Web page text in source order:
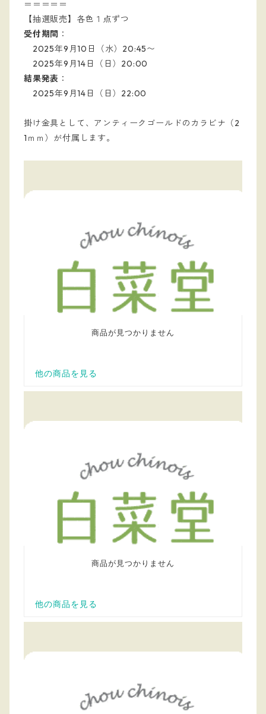
＝＝＝＝＝
【抽選販売】各色１点ずつ
受付期間 ：
2025年9月10日（水）20:45〜
2025年9月14日（日）20:00
結果発表 ：
2025年9月14日（日）22:00
掛け金具として、アンティークゴールドのカラビナ（2
1ｍｍ）が付属します。